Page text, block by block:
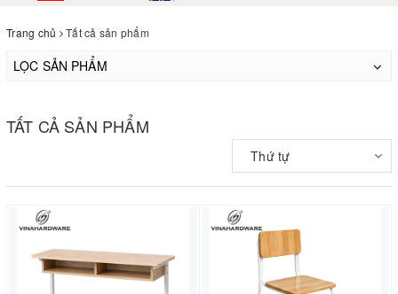
Trang chủ Tất cả sản phẩm
LỌC SẢN PHẨM
TẤT CẢ SẢN PHẨM
Thứ tự